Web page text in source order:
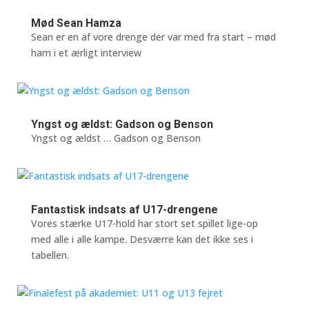
Mød Sean Hamza
Sean er en af vore drenge der var med fra start – mød
ham i et ærligt interview
Yngst og ældst: Gadson og Benson
Yngst og ældst … Gadson og Benson
Fantastisk indsats af U17-drengene
Vores stærke U17-hold har stort set spillet lige-op
med alle i alle kampe. Desværre kan det ikke ses i
tabellen.